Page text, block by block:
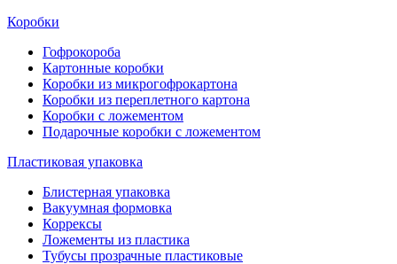
Коробки
Гофрокороба
Картонные коробки
Коробки из микрогофрокартона
Коробки из переплетного картона
Коробки с ложементом
Подарочные коробки с ложементом
Пластиковая упаковка
Блистерная упаковка
Вакуумная формовка
Коррексы
Ложементы из пластика
Тубусы прозрачные пластиковые